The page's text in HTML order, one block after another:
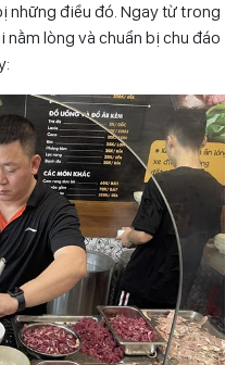
những điều đó. Ngay từ trong
lòng và chuẩn bị chu đáo